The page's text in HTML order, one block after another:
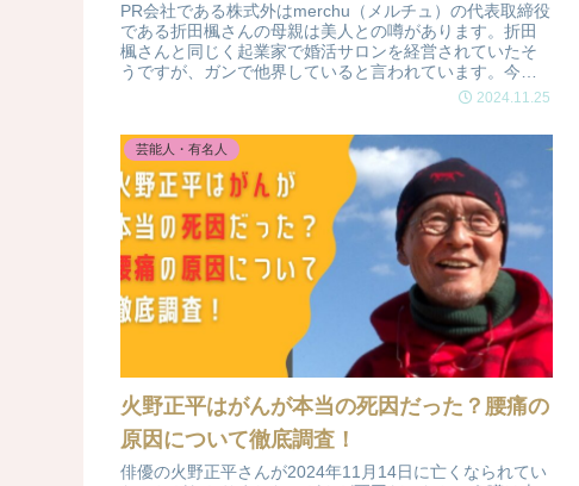
PR会社である株式外はmerchu（メルチュ）の代表取締役
である折田楓さんの母親は美人との噂があります。折田
楓さんと同じく起業家で婚活サロンを経営されていたそ
うですが、ガンで他界していると言われています。今回
2024.11.25
芸能人・有名人
火野正平はがんが本当の死因だった？腰痛の
原因について徹底調査！
俳優の火野正平さんが2024年11月14日に亡くなられてい